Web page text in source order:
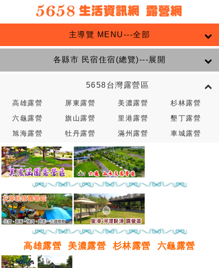
主導覽 MENU---全部
各縣市 民宿住宿(總覽)---展開
5658台灣露營區
高雄露營 屏東露營 美濃露營 杉林露營
六龜露營 旗山露營 里港露營 墾丁露營
旭海露營 牡丹露營 滿州露營 車城露營
高雄露營 美濃露營 杉林露營 六龜露營